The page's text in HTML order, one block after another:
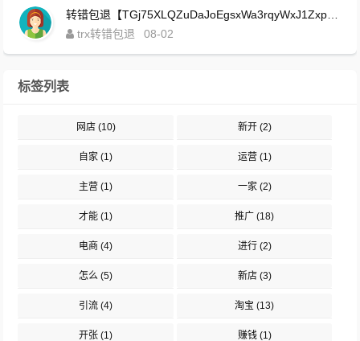
trx转错包退
08-02
标签列表
网店(10) 新开(2)
自家 (1) 运营 (1)
主营 (1) 一家(2)
才能 (1) 推广 (18)
电商 (4) 进行(2)
怎么 (5) 新店(3)
引流 (4) 淘宝 (13)
开张 (1) 赚钱(1)